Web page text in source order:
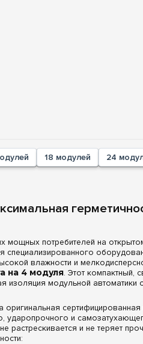
18 модулей 24
мощных потребителей на
специализированного
влажности и
на 4 модуля. Этот компактный,
изоляция модульной
оригинальная
ударопрочного и
растрескивается и не теряет